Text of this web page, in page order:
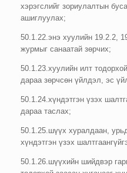
хэрэгслийг зориулалтын
ашиглуулах;
50.1.22.энэ хуулийн 19.2.2,
журмыг санаатай зөрчих;
50.1.23.хуулийн илт
дараа зөрчсөн үйлдэл, эс
50.1.24.хүндэтгэн үзэх
дараа таслах;
50.1.25.шүүх хуралдаан,
хүндэтгэн үзэх
50.1.26.шүүхийн шийдвэр